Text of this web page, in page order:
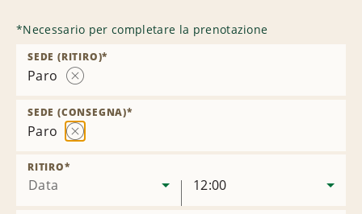
*Necessario per completare la prenotazione
Paro
sede
SEDE (RITIRO)*
Paro
SEDE (CONSEGNA)*
Data
RITIRO*
12:00